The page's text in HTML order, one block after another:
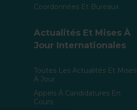
Coordonnées Et Bureaux
Actualités Et Mises À
Jour Internationales
Toutes Les Actualités Et Mises
À Jour
Appels À Candidatures En
Cours